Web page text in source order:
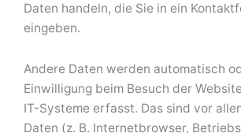
Daten handeln, die Sie in ein
eingeben.
Andere Daten werden automatisch
Einwilligung beim Besuch der
IT-Systeme erfasst. Das sind vor
Daten (z. B. Internetbrowser,